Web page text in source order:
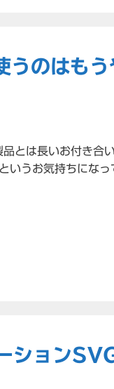
のはもう
とは長いお付き合
うお気持ちになっ
ション